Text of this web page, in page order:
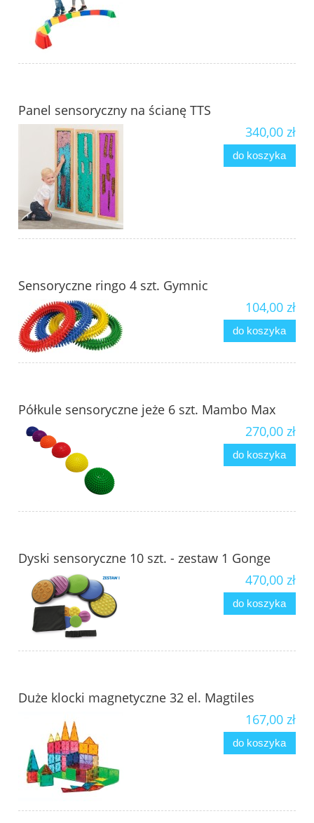
Panel sensoryczny na ścianę TTS
340,00 zł
do koszyka
Sensoryczne ringo 4 szt. Gymnic
104,00 zł
do koszyka
Półkule sensoryczne jeże 6 szt. Mambo Max
270,00 zł
do koszyka
Dyski sensoryczne 10 szt. - zestaw 1 Gonge
470,00 zł
do koszyka
Duże klocki magnetyczne 32 el. Magtiles
167,00 zł
do koszyka